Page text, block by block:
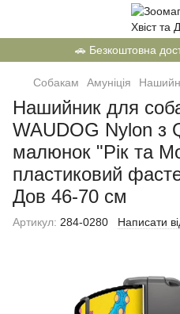
🚗 Безкоштовна
Собакам Амуніція
Нашийник для
WAUDOG Nylon з
малюнок "Рік та
пластиковий
Дов 46-70 см
Артикул: 284-0280 Написати